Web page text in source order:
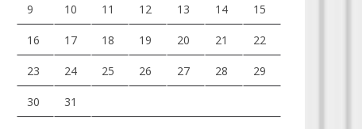
9 10 11 12 13 14 15
16 17 18 19 20 21 22
23 24 25 26 27 28 29
30 31